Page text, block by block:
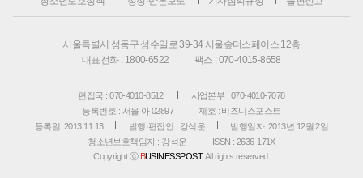
서울특별시 성동구 성수일로 39-34 서울숲더스페이스 12층
대표전화 : 1800-6522
팩스 : 070-4015-8658
편집국 : 070-4010-8512
사업본부 : 070-4010-7078
등록번호 : 서울 아 02897
제호 : 비즈니스포스트
등록일: 2013.11.13
발행·편집인 : 강석운
발행일자: 2013년 12월 2일
청소년보호책임자 : 강석운
ISSN : 2636-171X
Copyright ⓒ BUSINESSPOST. All rights reserved.